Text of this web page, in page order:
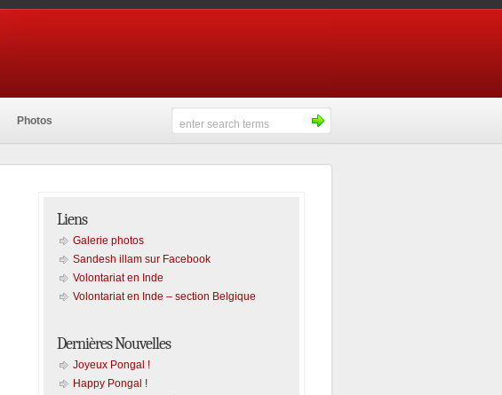
Photos
Liens
Galerie photos
Sandesh illam sur Facebook
Volontariat en Inde
Volontariat en Inde – section Belgique
Dernières Nouvelles
Joyeux Pongal !
Happy Pongal !